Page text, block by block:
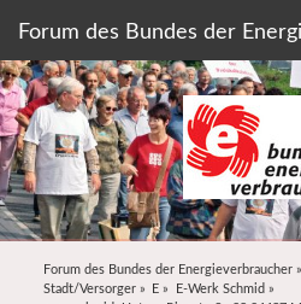
Forum des Bundes der
Forum des Bundes der Energieverbraucher»
Stadt/Versorger» E » E-Werk Schmid »